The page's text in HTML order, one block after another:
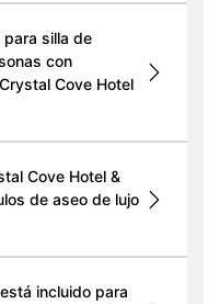
silla de
con
Cove Hotel
Cove Hotel &
de aseo de lujo
incluido para